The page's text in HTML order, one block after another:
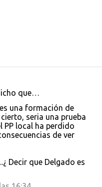
que…
es una formación de
seria una prueba
PP local ha perdido
de ver
Decir que Delgado es